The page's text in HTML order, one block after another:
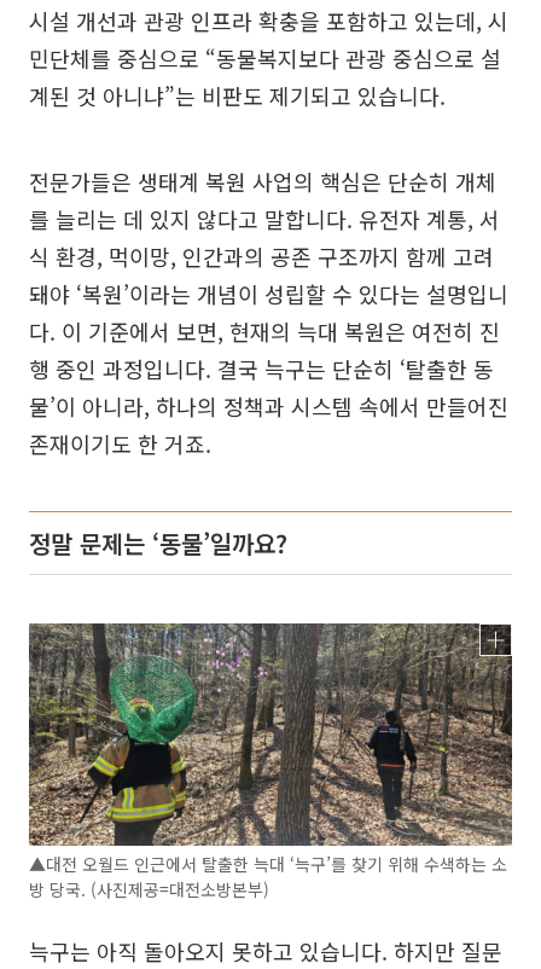
시설 개선과 관광 인프라 확충을 포함하고 있는데, 시
민단체를 중심으로 “동물복지보다 관광 중심으로 설
계된 것 아니냐”는 비판도 제기되고 있습니다.
전문가들은 생태계 복원 사업의 핵심은 단순히 개체
를 늘리는 데 있지 않다고 말합니다. 유전자 계통, 서
식 환경, 먹이망, 인간과의 공존 구조까지 함께 고려
돼야 ‘복원’이라는 개념이 성립할 수 있다는 설명입니
다. 이 기준에서 보면, 현재의 늑대 복원은 여전히 진
행 중인 과정입니다. 결국 늑구는 단순히 ‘탈출한 동
물’이 아니라, 하나의 정책과 시스템 속에서 만들어진
존재이기도 한 거죠.
정말 문제는 ‘동물’일까요?
▲대전 오월드 인근에서 탈출한 늑대 ‘늑구’를 찾기 위해 수색하는 소
방 당국. (사진제공=대전소방본부)
늑구는 아직 돌아오지 못하고 있습니다. 하지만 질문